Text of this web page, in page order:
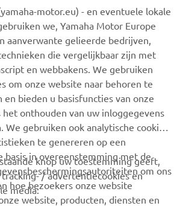
positie heeft weten te pakken heeft
halen in de strijd om de punten. Nick
plaats in het kampioenschap met
achterstand op nummer een. Alles is
spannende kampioenschap dus op naar
het Duitse Motorsport Arena
motor.eu) - en eventuele lokale
we, Yamaha Motor Europe
aanverwante gelieerde bedrijven,
die vergelijkbaar zijn met
en webbakens. We gebruiken
om onze website naar behoren te
bieden u basisfuncties van onze
het onthouden van uw inloggegevens
We gebruiken ook analytische cookies
te genereren op een
basis in overeenstemming met de
om ons
hoe bezoekers onze website
website, producten, diensten en
knop uw toestemming geeft,
/ advertentiecookies en
media: